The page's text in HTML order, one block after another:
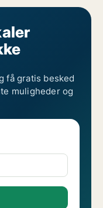
få gratis besked
muligheder og